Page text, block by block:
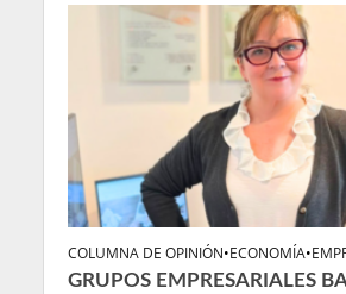
COLUMNA DE OPINIÓN•ECONOMÍA•
GRUPOS EMPRESARIALES